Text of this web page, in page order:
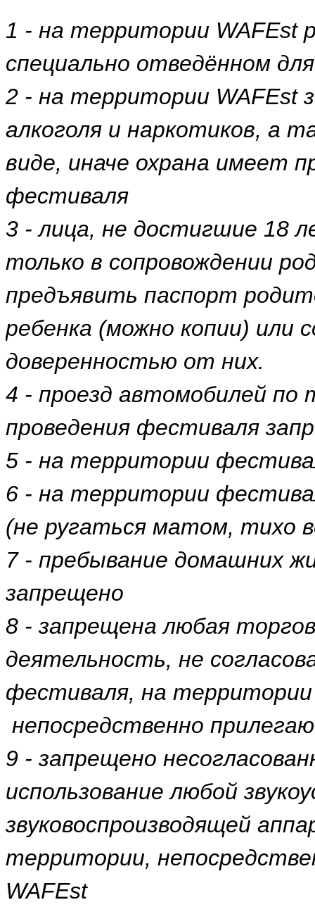
1 - на территории WAFEst
специально отведённом
2 - на территории WAFEst
алкоголя и наркотиков, а
виде, иначе охрана имеет
фестиваля
3 - лица, не достигшие 18
только в сопровождении
предъявить паспорт
ребенка (можно копии) или
доверенностью от них.
4 - проезд автомобилей по
проведения фестиваля
5 - на территории
6 - на территории
(не ругаться матом, тихо
7 - пребывание домашних
запрещено
8 - запрещена любая
деятельность, не
фестиваля, на
непосредственно
9 - запрещено
использование любой
звуковоспроизводящей
территории,
WAFEst